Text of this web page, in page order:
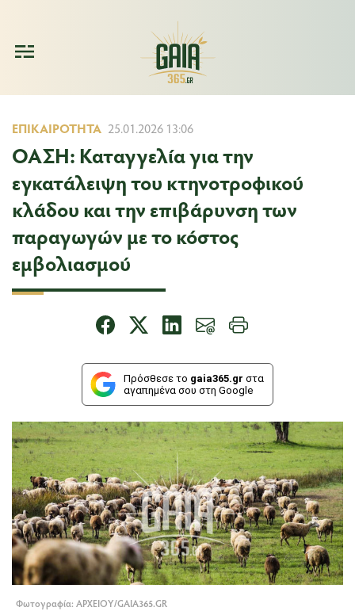
ΕΠΙΚΑΙΡΌΤΗΤΑ 25.01.2026 13:06
ΟΑΣΗ: Καταγγελία για την
εγκατάλειψη του κτηνοτροφικού
κλάδου και την επιβάρυνση των
παραγωγών με το κόστος
εμβολιασμού
Πρόσθεσε το gaia365.gr στα
αγαπημένα σου στη Google
Φωτογραφία: ΑΡΧΕΙΟΥ/GAIA365.GR